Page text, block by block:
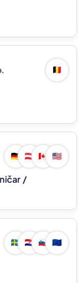
🇧🇪
🇩🇪 🇦🇹 🇨🇦 🇺🇸
/
🇸🇪 🇭🇷 🇸🇮 🇪🇺